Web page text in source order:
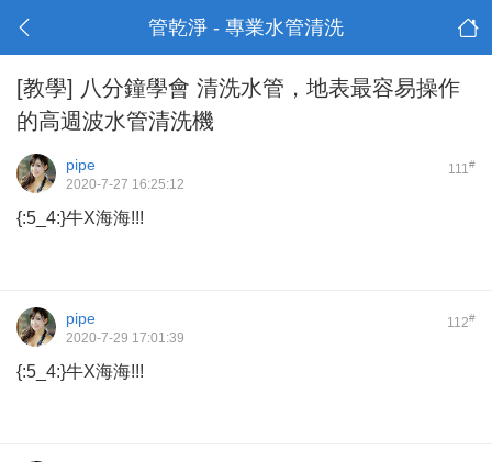
管乾淨 - 專業水管清洗
[教學] 八分鐘學會 清洗水管，地表最容易操作
的高週波水管清洗機
111#
pipe
2020-7-27 16:25:12
{:5_4:}牛X海海!!!
112#
pipe
2020-7-29 17:01:39
{:5_4:}牛X海海!!!